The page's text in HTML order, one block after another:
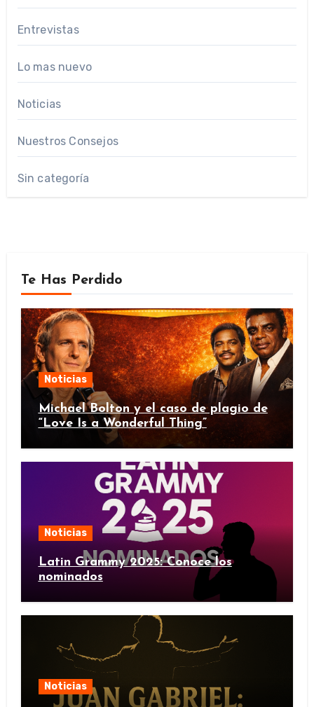
Entrevistas
Lo mas nuevo
Noticias
Nuestros Consejos
Sin categoría
Te Has Perdido
Noticias
Michael Bolton y el caso de plagio de
“Love Is a Wonderful Thing”
Noticias
Latin Grammy 2025: Conoce los
nominados
Noticias